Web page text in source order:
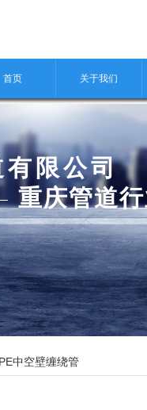
首页 关于我们
有限公司
重庆管道
中空壁缠绕管